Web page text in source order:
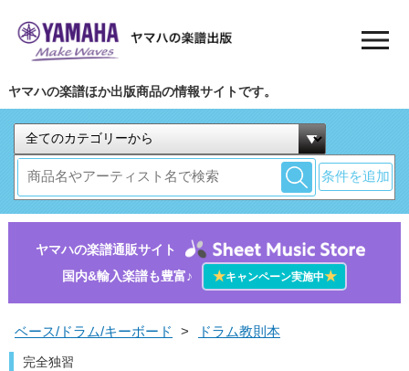
ヤマハの楽譜ほか出版商品の情報サイトです。
条件を追加
ヤマハの楽譜通販サイト
国内&輸入楽譜も豊富♪
★キャンペーン実施中★
ベース/ドラム/キーボード > ドラム教則本
完全独習